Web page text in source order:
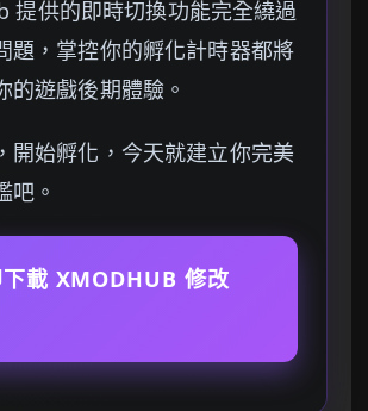
提供的即時切換功能完全繞過
題，掌控你的孵化計時器都將
的遊戲後期體驗。
開始孵化，今天就建立你完美
吧。
載 XMODHUB 修改